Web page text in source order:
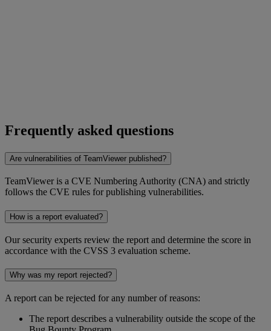
Frequently asked questions
Are vulnerabilities of TeamViewer published?
TeamViewer is a CVE Numbering Authority (CNA) and strictly
follows the CVE rules for publishing vulnerabilities.
How is a report evaluated?
Our security experts review the report and determine the score in
accordance with the CVSS 3 evaluation scheme.
Why was my report rejected?
A report can be rejected for any number of reasons:
The report describes a vulnerability outside the scope of the